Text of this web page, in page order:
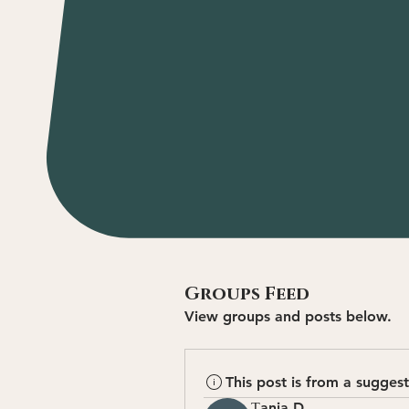
Groups Feed
View groups and posts below.
This post is from a